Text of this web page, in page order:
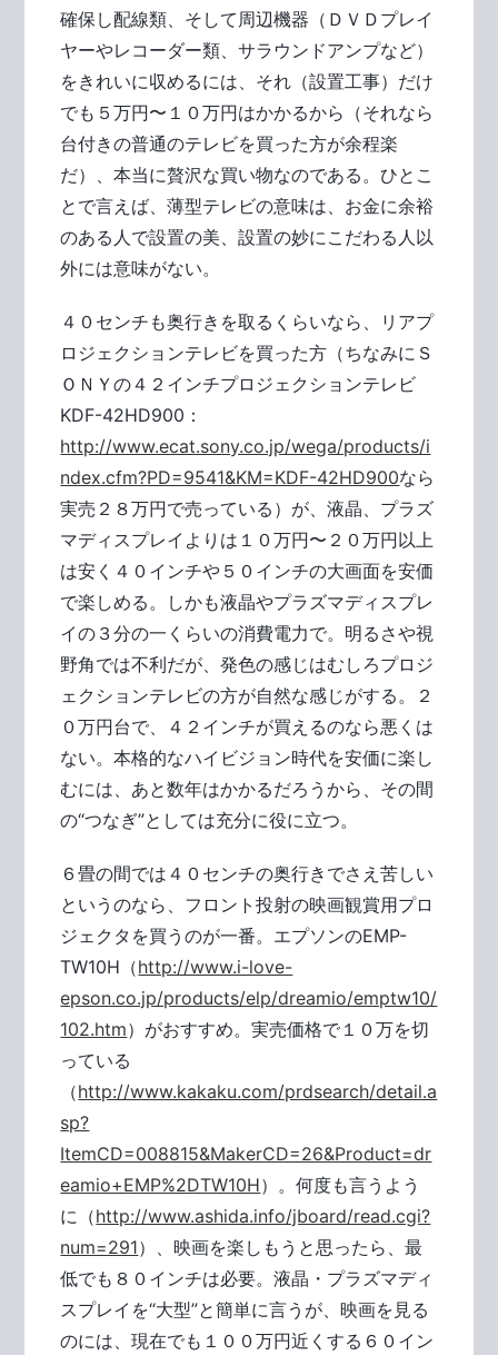
確保し配線類、そして周辺機器（ＤＶＤプレイ
ヤーやレコーダー類、サラウンドアンプなど）
をきれいに収めるには、それ（設置工事）だけ
でも５万円〜１０万円はかかるから（それなら
台付きの普通のテレビを買った方が余程楽
だ）、本当に贅沢な買い物なのである。ひとこ
とで言えば、薄型テレビの意味は、お金に余裕
のある人で設置の美、設置の妙にこだわる人以
外には意味がない。
４０センチも奥行きを取るくらいなら、リアプ
ロジェクションテレビを買った方（ちなみにＳ
ＯＮＹの４２インチプロジェクションテレビ
KDF-42HD900：
http://www.ecat.sony.co.jp/wega/products/i
ndex.cfm?PD=9541&KM=KDF-42HD900なら
実売２８万円で売っている）が、液晶、プラズ
マディスプレイよりは１０万円〜２０万円以上
は安く４０インチや５０インチの大画面を安価
で楽しめる。しかも液晶やプラズマディスプレ
イの３分の一くらいの消費電力で。明るさや視
野角では不利だが、発色の感じはむしろプロジ
ェクションテレビの方が自然な感じがする。２
０万円台で、４２インチが買えるのなら悪くは
ない。本格的なハイビジョン時代を安価に楽し
むには、あと数年はかかるだろうから、その間
の“つなぎ”としては充分に役に立つ。
６畳の間では４０センチの奥行きでさえ苦しい
というのなら、フロント投射の映画観賞用プロ
ジェクタを買うのが一番。エプソンのEMP-
TW10H（http://www.i-love-
epson.co.jp/products/elp/dreamio/emptw10/
102.htm）がおすすめ。実売価格で１０万を切
っている
（http://www.kakaku.com/prdsearch/detail.a
sp?
ItemCD=008815&MakerCD=26&Product=dr
eamio+EMP%2DTW10H）。何度も言うよう
に（http://www.ashida.info/jboard/read.cgi?
num=291）、映画を楽しもうと思ったら、最
低でも８０インチは必要。液晶・プラズマディ
スプレイを“大型”と簡単に言うが、映画を見る
のには、現在でも１００万円近くする６０イン